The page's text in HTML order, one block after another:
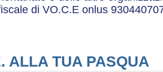
di VO.C.E onlus
ALLA TUA PASQUA